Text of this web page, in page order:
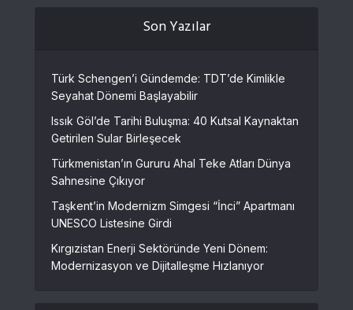
Son Yazılar
Türk Schengen’i Gündemde: TDT’de Kimlikle
Seyahat Dönemi Başlayabilir
Issık Göl’de Tarihi Buluşma: 40 Kutsal Kaynaktan
Getirilen Sular Birleşecek
Türkmenistan’ın Gururu Ahal Teke Atları Dünya
Sahnesine Çıkıyor
Taşkent’in Modernizm Simgesi “İnci” Apartmanı
UNESCO Listesine Girdi
Kırgızistan Enerji Sektöründe Yeni Dönem:
Modernizasyon ve Dijitalleşme Hızlanıyor